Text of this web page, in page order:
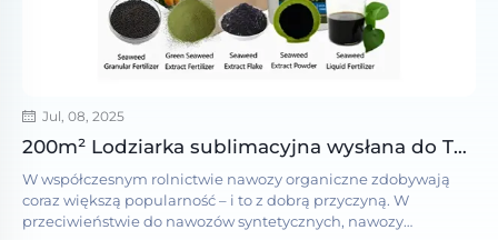
Jul, 08, 2025
200m² Lodziarka sublimacyjna wysłana do Turcji na projekt suszonych sublimacyjnie owoców i warzyw
W współczesnym rolnictwie nawozy organiczne zdobywają
coraz większą popularność – i to z dobrą przyczyną. W
przeciwieństwie do nawozów syntetycznych, nawozy